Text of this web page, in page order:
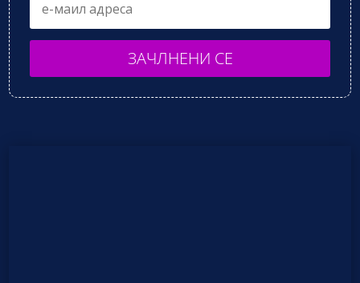
ЗАЧЛНЕНИ СЕ